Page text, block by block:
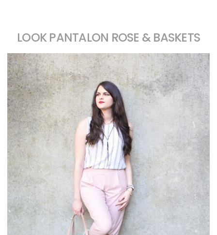
mon
avis
le
shopper
marron
chic
et
tendance
30/05/2026
LOOK PANTALON ROSE & BASKETS